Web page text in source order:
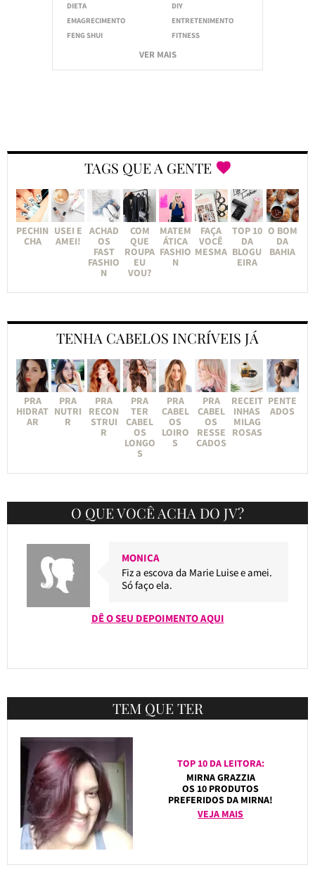
DIETA
DIY
EMAGRECIMENTO
ENTRETENIMENTO
FENG SHUI
FITNESS
VER MAIS
TAGS QUE A GENTE
PECHIN
CHA
USEI E
AMEI!
ACHAD
OS
FAST
FASHIO
N
COM
QUE
ROUPA
EU
VOU?
MATEM
ÁTICA
FASHIO
N
FAÇA
VOCÊ
MESMA
TOP 10
DA
BLOGU
EIRA
O BOM
DA
BAHIA
TENHA CABELOS INCRÍVEIS JÁ
PRA
HIDRAT
AR
PRA
NUTRI
R
PRA
RECON
STRUI
R
PRA
TER
CABEL
OS
LONGO
S
PRA
CABEL
OS
LOIRO
S
PRA
CABEL
OS
RESSE
CADOS
RECEIT
INHAS
MILAG
ROSAS
PENTE
ADOS
O QUE VOCÊ ACHA DO JV?
MONICA
Fiz a escova da Marie Luise e amei.
Só faço ela.
DÊ O SEU DEPOIMENTO AQUI
TEM QUE TER
TOP 10 DA LEITORA:
MIRNA GRAZZIA
OS 10 PRODUTOS
PREFERIDOS DA MIRNA!
VEJA MAIS